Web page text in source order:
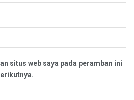
situs web saya pada peramban ini